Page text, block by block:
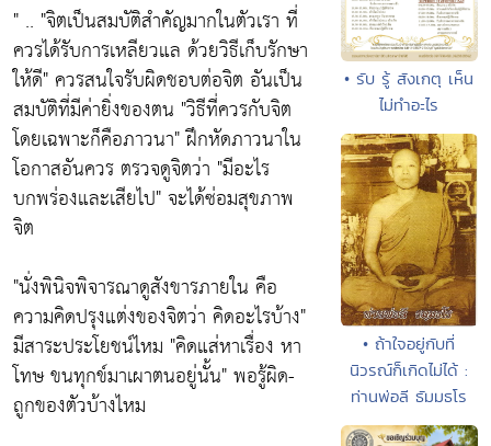
" .. "จิตเป็นสมบัติสำคัญมากในตัวเรา ที่
ควรได้รับการเหลียวแล ด้วยวิธีเก็บรักษา
ให้ดี"ควรสนใจรับผิดชอบต่อจิต อันเป็น
สมบัติที่มีค่ายิ่งของตน "วิธีที่ควรกับจิต
โดยเฉพาะก็คือภาวนา"ฝึกหัดภาวนาใน
โอกาสอันควร ตรวจดูจิตว่า "มีอะไร
บกพร่องและเสียไป"จะได้ซ่อมสุขภาพ
จิต
"นั่งพินิจพิจารณาดูสังขารภายใน คือ
ความคิดปรุงแต่งของจิตว่า คิดอะไรบ้าง"
มีสาระประโยชน์ไหม "คิดแส่หาเรื่อง หา
โทษ ขนทุกข์มาเผาตนอยู่นั้น"พอรู้ผิด-
ถูกของตัวบ้างไหม
• รับ รู้ สังเกตุ เห็น
ไม่ทำอะไร
• ถ้าใจอยู่กับที่
นิวรณ์ก็เกิดไม่ได้ :
ท่านพ่อลี ธัมมธโร